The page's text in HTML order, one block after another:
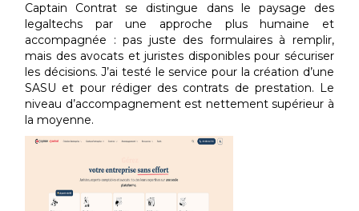
Captain Contrat se distingue dans le paysage des
legaltechs par une approche plus humaine et
accompagnée : pas juste des formulaires à remplir,
mais des avocats et juristes disponibles pour sécuriser
les décisions. J’ai testé le service pour la création d’une
SASU et pour rédiger des contrats de prestation. Le
niveau d’accompagnement est nettement supérieur à
la moyenne.